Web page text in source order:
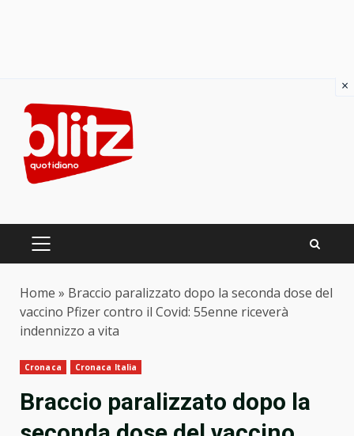
content
PRIMARY
Home » Braccio paralizzato dopo la seconda dose del
vaccino Pfizer contro il Covid: 55enne riceverà
indennizzo a vita
Cronaca Cronaca Italia
Braccio paralizzato dopo la
×